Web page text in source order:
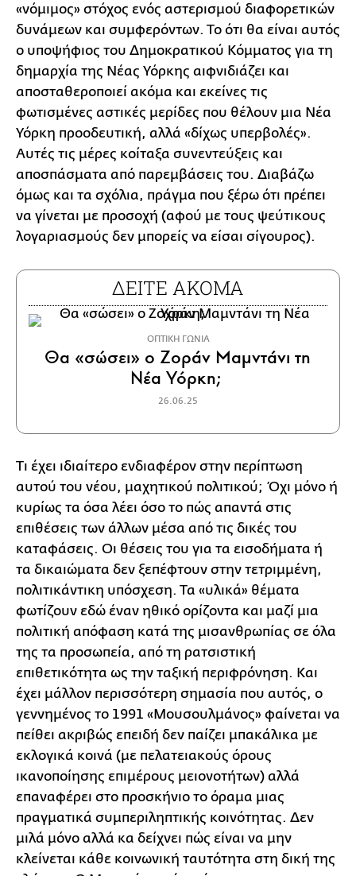
«νόμιμος» στόχος ενός αστερισμού διαφορετικών
δυνάμεων και συμφερόντων. Το ότι θα είναι αυτός
ο υποψήφιος του Δημοκρατικού Κόμματος για τη
δημαρχία της Νέας Υόρκης αιφνιδιάζει και
αποσταθεροποιεί ακόμα και εκείνες τις
φωτισμένες αστικές μερίδες που θέλουν μια Νέα
Υόρκη προοδευτική, αλλά «δίχως υπερβολές».
Αυτές τις μέρες κοίταξα συνεντεύξεις και
αποσπάσματα από παρεμβάσεις του. Διαβάζω
όμως και τα σχόλια, πράγμα που ξέρω ότι πρέπει
να γίνεται με προσοχή (αφού με τους ψεύτικους
λογαριασμούς δεν μπορείς να είσαι σίγουρος).
ΔΕΙΤΕ ΑΚΟΜΑ
ΟΠΤΙΚΗ ΓΩΝΙΑ
Θα «σώσει» ο Ζοράν Μαμντάνι τη
Νέα Υόρκη;
26.06.25
Τι έχει ιδιαίτερο ενδιαφέρον στην περίπτωση
αυτού του νέου, μαχητικού πολιτικού; Όχι μόνο ή
κυρίως τα όσα λέει όσο το πώς απαντά στις
επιθέσεις των άλλων μέσα από τις δικές του
καταφάσεις. Οι θέσεις του για τα εισοδήματα ή
τα δικαιώματα δεν ξεπέφτουν στην τετριμμένη,
πολιτικάντικη υπόσχεση. Τα «υλικά» θέματα
φωτίζουν εδώ έναν ηθικό ορίζοντα και μαζί μια
πολιτική απόφαση κατά της μισανθρωπίας σε όλα
της τα προσωπεία, από τη ρατσιστική
επιθετικότητα ως την ταξική περιφρόνηση. Και
έχει μάλλον περισσότερη σημασία που αυτός, ο
γεννημένος το 1991 «Μουσουλμάνος» φαίνεται να
πείθει ακριβώς επειδή δεν παίζει μπακάλικα με
εκλογικά κοινά (με πελατειακούς όρους
ικανοποίησης επιμέρους μειονοτήτων) αλλά
επαναφέρει στο προσκήνιο το όραμα μιας
πραγματικά συμπεριληπτικής κοινότητας. Δεν
μιλά μόνο αλλά κα δείχνει πώς είναι να μην
κλείνεται κάθε κοινωνική ταυτότητα στη δική της